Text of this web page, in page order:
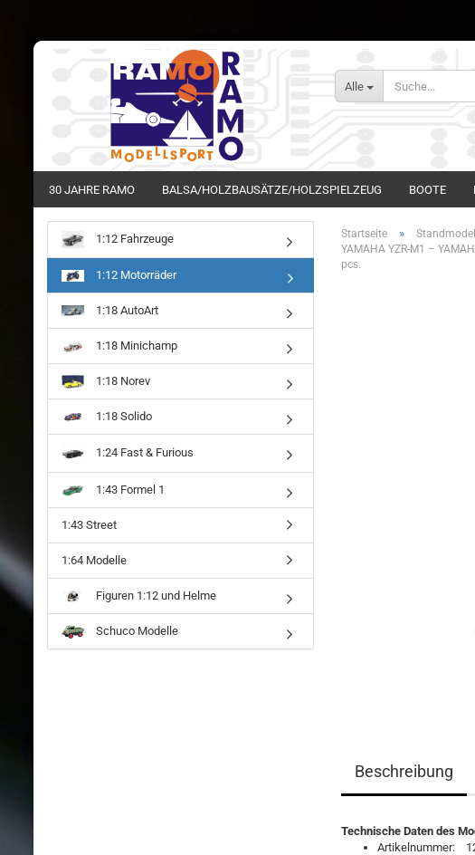
Alle
30 JAHRE RAMO BALSA/HOLZBAUSÄTZE/HOLZSPIELZEUG BOOTE
Startseite »
YAMAHA YZR-M1 –
pcs.
Beschreibung
Technische Daten des
Artikelnummer:
1:12 Fahrzeuge
1:12 Motorräder
1:18 AutoArt
1:18 Minichamp
1:18 Norev
1:18 Solido
1:24 Fast & Furious
1:43 Formel 1
1:43 Street
1:64 Modelle
Figuren 1:12 und Helme
Schuco Modelle